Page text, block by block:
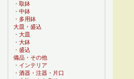
・ 取鉢
・ 中鉢
・ 多用鉢
大皿・盛込
・ 大皿
・ 大鉢
・ 盛込
備品・その他
・ インテリア
・ 酒器・注器・片口